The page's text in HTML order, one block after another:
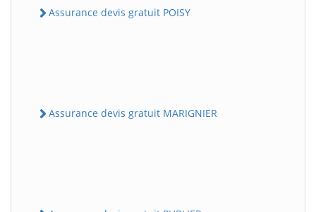
Assurance devis gratuit POISY
Assurance devis gratuit MARIGNIER